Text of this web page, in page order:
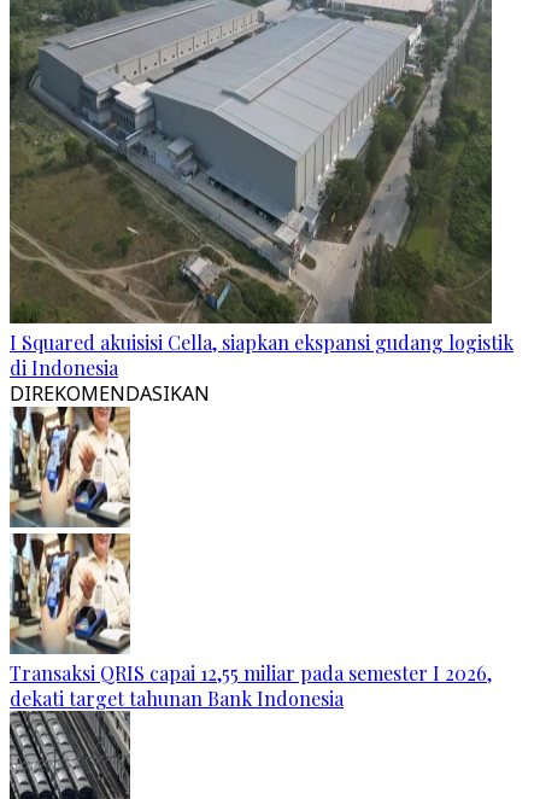
I Squared akuisisi Cella, siapkan ekspansi gudang logistik
di Indonesia
DIREKOMENDASIKAN
Transaksi QRIS capai 12,55 miliar pada semester I 2026,
dekati target tahunan Bank Indonesia